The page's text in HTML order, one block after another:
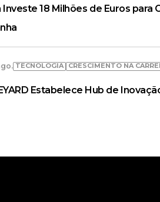
Investe 18 Milhões de Euros
TECNOLOGIA CRESCIMENTO NA
Estabelece Hub de